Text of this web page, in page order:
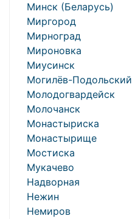
Минск (Беларусь)
Миргород
Мирноград
Мироновка
Миусинск
Могилёв-Подольский
Молодогвардейск
Молочанск
Монастыриска
Монастырище
Мостиска
Мукачево
Надворная
Нежин
Немиров